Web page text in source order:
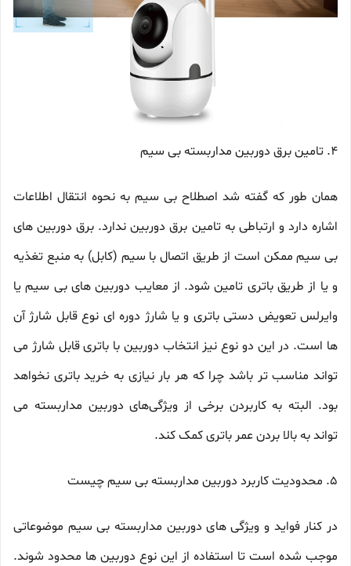
4. تامین برق دوربین مداربسته بی سیم
همان طور که گفته شد اصطلاح بی سیم به نحوه انتقال اطلاعات
اشاره دارد و ارتباطی به تامین برق دوربین ندارد. برق دوربین های
بی سیم ممکن است از طریق اتصال با سیم (کابل) به منبع تغذیه
و یا از طریق باتری تامین شود. از معایب دوربین های بی سیم یا
وایرلس تعویض دستی باتری و یا شارژ دوره ای نوع قابل شارژ آن
ها است. در این دو نوع نیز انتخاب دوربین با باتری قابل شارژ می
تواند مناسب تر باشد چرا که هر بار نیازی به خرید باتری نخواهد
بود. البته به کاربردن برخی از ویژگی‌های دوربین مداربسته می
تواند به بالا بردن عمر باتری کمک کند.
5. محدودیت کاربرد دوربین مداربسته بی سیم چیست
در کنار فواید و ویژگی های دوربین مداربسته بی سیم موضوعاتی
موجب شده است تا استفاده از این نوع دوربین ها محدود شوند.